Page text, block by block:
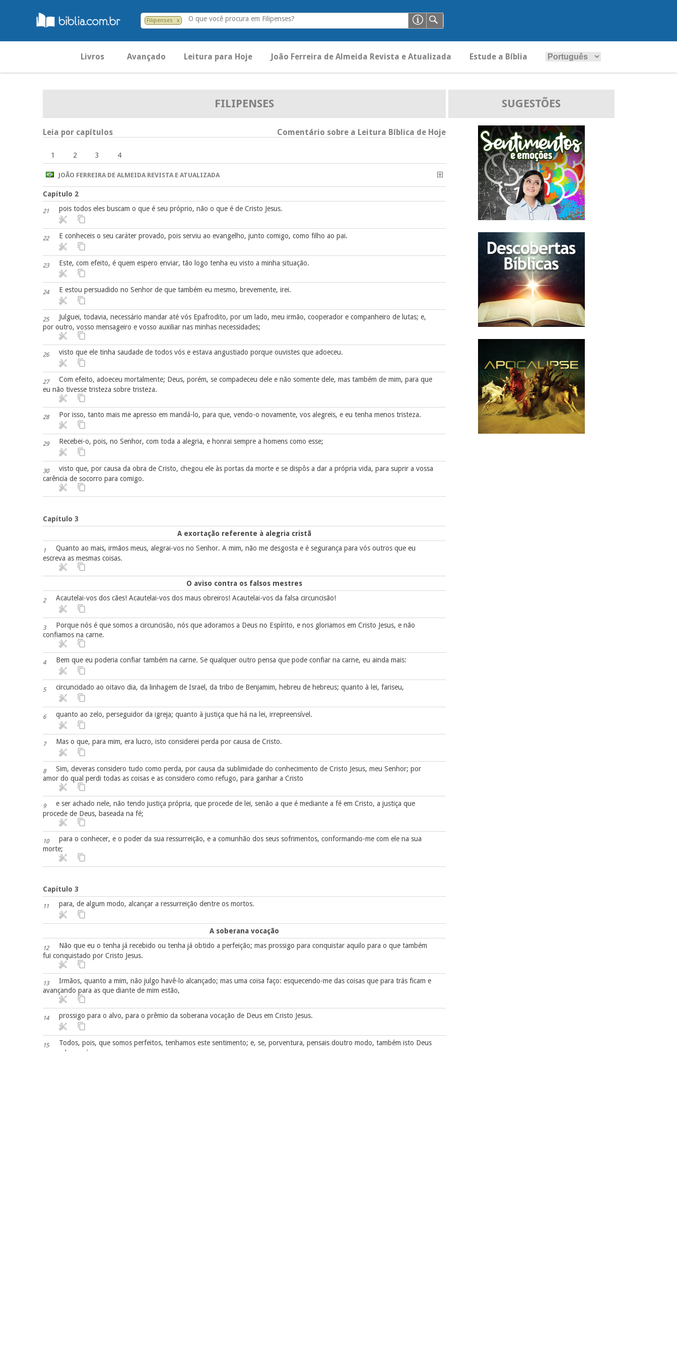
Filipenses x O que você procura em Filipenses?
Livros Avançado Leitura para Hoje João Ferreira de Almeida Revista e Atualizada Estude a Bíblia
FILIPENSES
Leia por capítulos Comentário sobre a Leitura Bíblica de Hoje
1 2 3 4
JOÃO FERREIRA DE ALMEIDA REVISTA E ATUALIZADA
Capítulo 2
21 pois todos eles buscam o que é seu próprio, não o que é de Cristo Jesus.
22 E conheceis o seu caráter provado, pois serviu ao evangelho, junto comigo, como filho ao pai.
23 Este, com efeito, é quem espero enviar, tão logo tenha eu visto a minha situação.
24 E estou persuadido no Senhor de que também eu mesmo, brevemente, irei.
25
Julguei, todavia, necessário mandar até vós Epafrodito, por um lado, meu irmão, cooperador e companheiro de lutas; e,
por outro, vosso mensageiro e vosso auxiliar nas minhas necessidades;
26 visto que ele tinha saudade de todos vós e estava angustiado porque ouvistes que adoeceu.
27
Com efeito, adoeceu mortalmente; Deus, porém, se compadeceu dele e não somente dele, mas também de mim, para que
eu não tivesse tristeza sobre tristeza.
28 Por isso, tanto mais me apresso em mandá-lo, para que, vendo-o novamente, vos alegreis, e eu tenha menos tristeza.
29 Recebei-o, pois, no Senhor, com toda a alegria, e honrai sempre a homens como esse;
30
visto que, por causa da obra de Cristo, chegou ele às portas da morte e se dispôs a dar a própria vida, para suprir a vossa
carência de socorro para comigo.
Capítulo 3
A exortação referente à alegria cristã
1
Quanto ao mais, irmãos meus, alegrai-vos no Senhor. A mim, não me desgosta e é segurança para vós outros que eu
escreva as mesmas coisas.
O aviso contra os falsos mestres
2 Acautelai-vos dos cães! Acautelai-vos dos maus obreiros! Acautelai-vos da falsa circuncisão!
3
Porque nós é que somos a circuncisão, nós que adoramos a Deus no Espírito, e nos gloriamos em Cristo Jesus, e não
confiamos na carne.
4 Bem que eu poderia confiar também na carne. Se qualquer outro pensa que pode confiar na carne, eu ainda mais:
5 circuncidado ao oitavo dia, da linhagem de Israel, da tribo de Benjamim, hebreu de hebreus; quanto à lei, fariseu,
6 quanto ao zelo, perseguidor da igreja; quanto à justiça que há na lei, irrepreensível.
7 Mas o que, para mim, era lucro, isto considerei perda por causa de Cristo.
8
Sim, deveras considero tudo como perda, por causa da sublimidade do conhecimento de Cristo Jesus, meu Senhor; por
amor do qual perdi todas as coisas e as considero como refugo, para ganhar a Cristo
9
e ser achado nele, não tendo justiça própria, que procede de lei, senão a que é mediante a fé em Cristo, a justiça que
procede de Deus, baseada na fé;
10
para o conhecer, e o poder da sua ressurreição, e a comunhão dos seus sofrimentos, conformando-me com ele na sua
morte;
Capítulo 3
11 para, de algum modo, alcançar a ressurreição dentre os mortos.
A soberana vocação
12
Não que eu o tenha já recebido ou tenha já obtido a perfeição; mas prossigo para conquistar aquilo para o que também
fui conquistado por Cristo Jesus.
13
Irmãos, quanto a mim, não julgo havê-lo alcançado; mas uma coisa faço: esquecendo-me das coisas que para trás ficam e
avançando para as que diante de mim estão,
14 prossigo para o alvo, para o prêmio da soberana vocação de Deus em Cristo Jesus.
15
Todos, pois, que somos perfeitos, tenhamos este sentimento; e, se, porventura, pensais doutro modo, também isto Deus
vos esclarecerá.
SUGESTÕES